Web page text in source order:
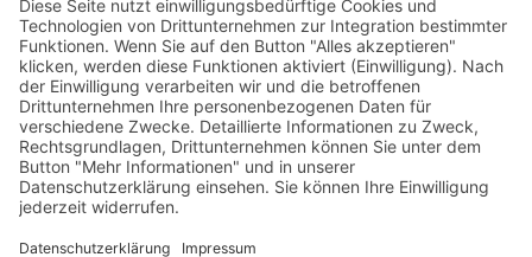
VERANSTALTUNGSORT
Pokergamblers
Steinsetzerstr.11
stimmen Sie der Nutzung des Service
zu, um diese Karte anzuzeigen.
Mehr Informationen
Akzeptieren
Management Platform